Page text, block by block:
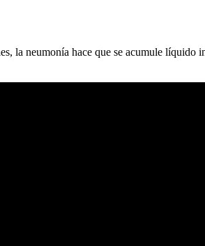
la neumonía hace que se acumule